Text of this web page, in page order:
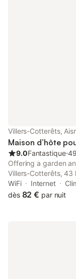
Villers-Cotterêts,
Maison d’hôte
9.0Fantastique⋅
Offering a garden
Villers-Cotterêts, 43
from Mer de Sable
free private parking
WiFi Internet
dès 82 € par nuit